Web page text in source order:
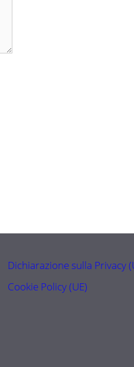
Dichiarazione sulla Privacy
Cookie Policy (UE)